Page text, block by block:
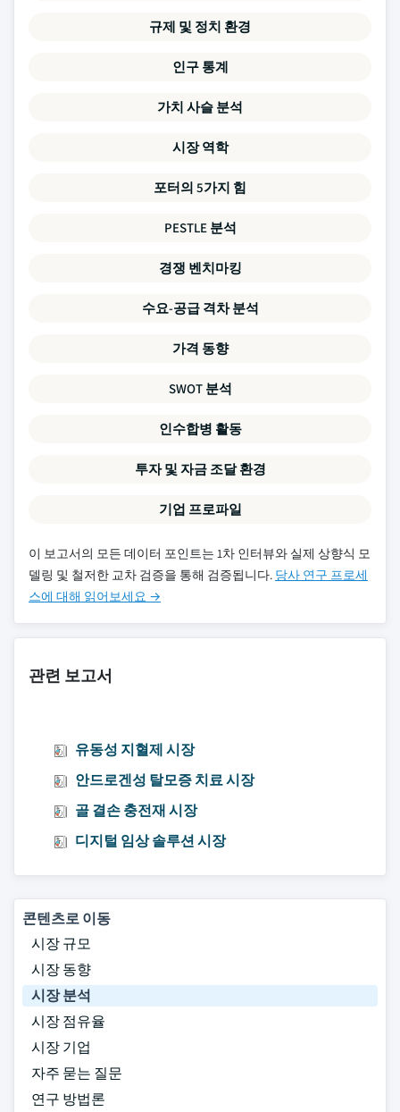
규제 및 정치 환경
인구 통계
가치 사슬 분석
시장 역학
포터의 5가지 힘
PESTLE 분석
경쟁 벤치마킹
수요-공급 격차 분석
가격 동향
SWOT 분석
인수합병 활동
투자 및 자금 조달 환경
기업 프로파일
이 보고서의 모든 데이터 포인트는 1차 인터뷰와 실제 상향식 모
델링 및 철저한 교차 검증을 통해 검증됩니다. 당사 연구 프로세
스에 대해 읽어보세요 →
관련 보고서
유동성 지혈제 시장
안드로겐성 탈모증 치료 시장
골 결손 충전재 시장
디지털 임상 솔루션 시장
콘텐츠로 이동
시장 규모
시장 동향
시장 분석
시장 점유율
시장 기업
자주 묻는 질문
연구 방법론